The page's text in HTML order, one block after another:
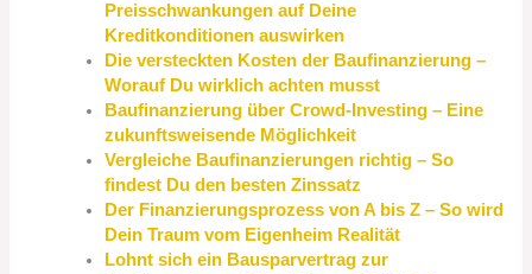
Preisschwankungen auf Deine
Kreditkonditionen auswirken
Die versteckten Kosten der Baufinanzierung –
Worauf Du wirklich achten musst
Baufinanzierung über Crowd-Investing – Eine
zukunftsweisende Möglichkeit
Vergleiche Baufinanzierungen richtig – So
findest Du den besten Zinssatz
Der Finanzierungsprozess von A bis Z – So wird
Dein Traum vom Eigenheim Realität
Lohnt sich ein Bausparvertrag zur